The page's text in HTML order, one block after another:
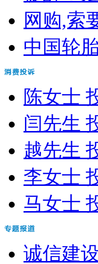
网购,索
中国轮
陈女士
闫先生
越先生
李女士
马女士
诚信建